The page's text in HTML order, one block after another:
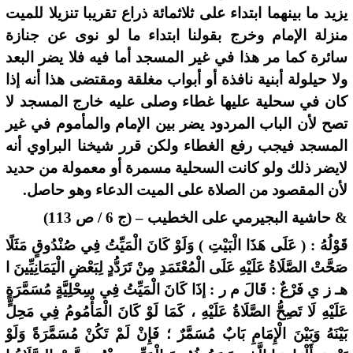
يزيد ما بينهما ابتداء على ثلاثمائة ذراع تقريبا تنزيلا للميت
منزلة الإمام وخرج بقولنا ابتداء ما لو نوى عن جنازة
سائرة كما مر هذا في غير المسجد أما فيه فلا يضر البعد
ولا حيلولة أبنية نافذة أو أبواب مغلقة ومقتضى هذا أنه إذا
كان في سحلية عليها غطاء وصلى عليه خارج المسجد لا
تصح لأن الباب المردود يضر بين الإمام والمأموم في غير
المسجد فيجب رفع الغطاء ولكن قرر شيخنا البراوي أنه
لايضر ذلك ولو كانت السحلية مسمرة أو معمولة من حديد
لأن المقصود من الصلاة على الميت الدعاء وهو حاصل.
& حاشية البجيرمي على الخطيب – (ج 6 / ص 113)
قَوْلُهُ : ( عَلَى هَذَا الْبَيْتِ ) وَلَوْ كَانَ الْمَيِّتُ فِي صُنْدُوقٍ مَثَلًا
صَحَّتْ الصَّلَاةُ عَلَيْهِ عَلَى الْمُعْتَمَدِ مِنْ تَرَدُّدٍ لِبَعْضِ الْيَمَانِيِّينَ ا
هـ ز ي فَرْعٌ : قَالَ م ر : إذَا كَانَ الْمَيِّتُ فِي سِحْلِيَّةٍ مُسَمَّرَةٍ
عَلَيْهِ لَا تَصِحُّ الصَّلَاةُ عَلَيْهِ ، كَمَا لَوْ كَانَ الْمَأْمُومُ فِي مَحِلٍّ
بَيْنَهُ وَبَيْنَ الْإِمَامِ بَابٌ مُسَمَّرٌ ؛ فَإِنْ لَمْ تَكُنْ مُسَمَّرَةً وَلَوْ